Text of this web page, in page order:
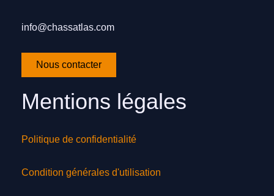
info@chassatlas.com
Nous contacter
Mentions légales
Politique de confidentialité
Condition générales d'utilisation